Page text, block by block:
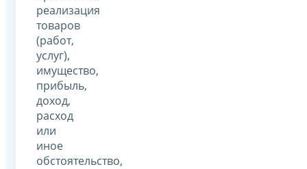
реализация
товаров
(работ,
услуг),
имущество,
прибыль,
доход,
расход
или
иное
обстоятельство,